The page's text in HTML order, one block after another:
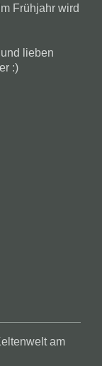
Frühjahr wird
lieben
:)
am